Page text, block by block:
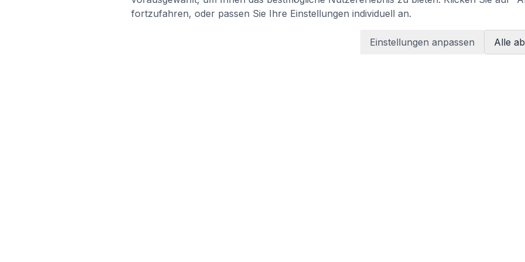
fortzufahren, oder passen Sie Ihre Einstellungen individuell an.
Einstellungen anpassen Alle